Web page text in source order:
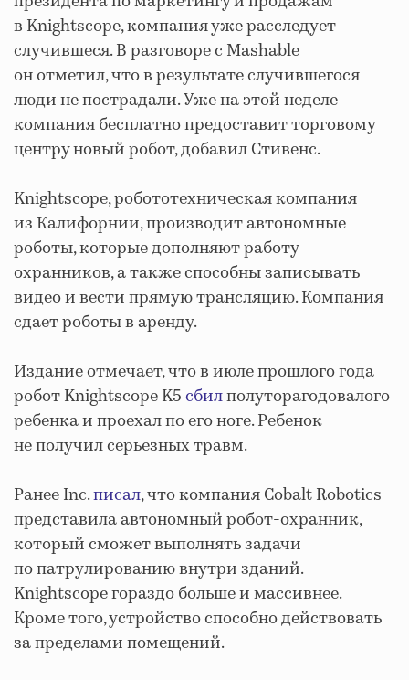
в Knightscope, компания уже расследует
случившеся. В разговоре с Mashable
он отметил, что в результате случившегося
люди не пострадали. Уже на этой неделе
компания бесплатно предоставит торговому
центру новый робот, добавил Стивенс.
Knightscope, робототехническая компания
из Калифорнии, производит автономные
роботы, которые дополняют работу
охранников, а также способны записывать
видео и вести прямую трансляцию. Компания
сдает роботы в аренду.
Издание отмечает, что в июле прошлого года
робот Knightscope K5сбилполуторагодовалого
ребенка и проехал по его ноге. Ребенок
не получил серьезных травм.
Ранее Inc.писал, что компания Cobalt Robotics
представила автономный робот-охранник,
который сможет выполнять задачи
по патрулированию внутри зданий.
Knightscope гораздо больше и массивнее.
Кроме того, устройство способно действовать
за пределами помещений.